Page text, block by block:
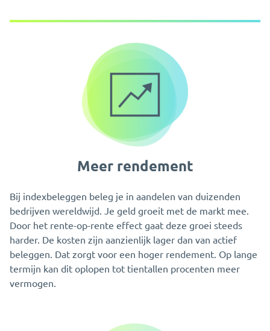
Meer rendement
Bij indexbeleggen beleg je in aandelen van duizenden
bedrijven wereldwijd. Je geld groeit met de markt mee.
Door het rente-op-rente effect gaat deze groei steeds
harder. De kosten zijn aanzienlijk lager dan van actief
beleggen. Dat zorgt voor een hoger rendement. Op lange
termijn kan dit oplopen tot tientallen procenten meer
vermogen.